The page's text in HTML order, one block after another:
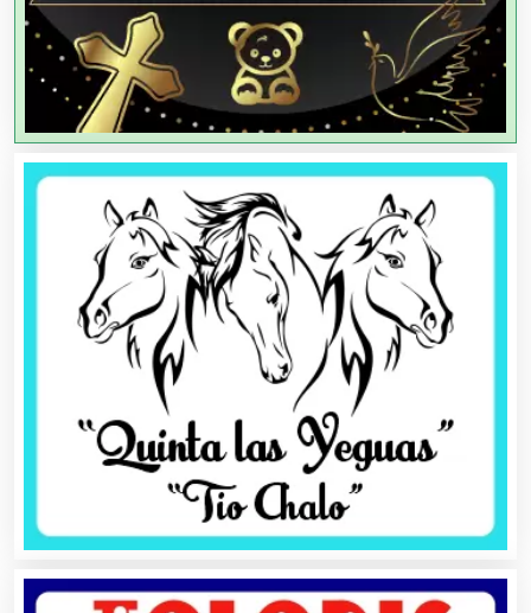
Artículos de Oficina
Artículos de Piel
Artículos Deportivos
Artículos Importados
Artículos para el Hogar
Artículos para Regalos
Artículos Personales